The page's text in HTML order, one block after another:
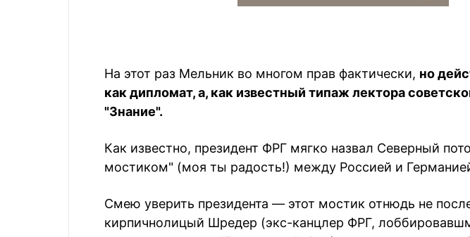
На этот раз Мельник во многом прав фактически, но
как дипломат, а, как известный типаж лектора
"Знание".
Как известно, президент ФРГ мягко назвал Северный
мостиком" (моя ты радость!) между Россией и
Смею уверить президента — этот мостик отнюдь не
кирпичнолицый Шредер (экс-канцлер ФРГ,